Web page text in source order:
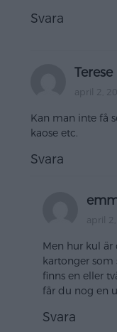
Svara
Terese
april 2,
Kan man inte få
kaose etc.
Svara
april
Men hur kul är
kartonger som
finns en eller
får du nog en
Svara